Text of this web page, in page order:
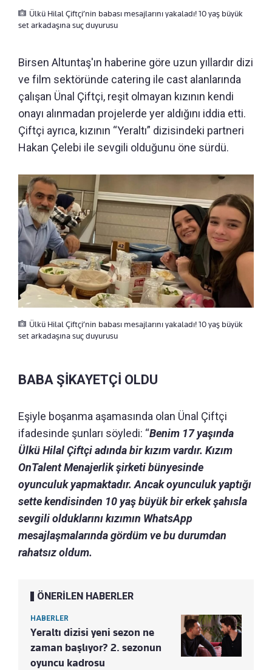
Ülkü Hilal Çiftçi’nin babası mesajlarını yakaladı! 10 yaş büyük
set arkadaşına suç duyurusu
Birsen Altuntaş'ın haberine göre uzun yıllardır dizi
ve film sektöründe catering ile cast alanlarında
çalışan Ünal Çiftçi, reşit olmayan kızının kendi
onayı alınmadan projelerde yer aldığını iddia etti.
Çiftçi ayrıca, kızının “Yeraltı” dizisindeki partneri
Hakan Çelebi ile sevgili olduğunu öne sürdü.
Ülkü Hilal Çiftçi’nin babası mesajlarını yakaladı! 10 yaş büyük
set arkadaşına suç duyurusu
BABA ŞİKAYETÇİ OLDU
Eşiyle boşanma aşamasında olan Ünal Çiftçi
ifadesinde şunları söyledi: “Benim 17 yaşında
Ülkü Hilal Çiftçi adında bir kızım vardır. Kızım
OnTalent Menajerlik şirketi bünyesinde
oyunculuk yapmaktadır. Ancak oyunculuk yaptığı
sette kendisinden 10 yaş büyük bir erkek şahısla
sevgili olduklarını kızımın WhatsApp
mesajlaşmalarında gördüm ve bu durumdan
rahatsız oldum.
ÖNERİLEN HABERLER
HABERLER
Yeraltı dizisi yeni sezon ne
zaman başlıyor? 2. sezonun
oyuncu kadrosu